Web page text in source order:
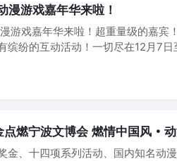
漫游戏嘉年华来啦！
游戏嘉年华来啦！超重量级的嘉宾
缤纷的互动活动！一切尽在12月7
点燃宁波文博会 燃情中国风•
金、十四项系列活动、国内知名动